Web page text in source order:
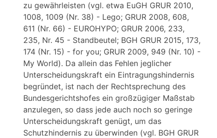
zu gewährleisten (vgl. etwa EuGH GRUR 2010,
1008, 1009 (Nr. 38) - Lego; GRUR 2008, 608,
611 (Nr. 66) - EUROHYPO; GRUR 2006, 233,
235, Nr. 45 - Standbeutel; BGH GRUR 2015, 173,
174 (Nr. 15) - for you; GRUR 2009, 949 (Nr. 10) -
My World). Da allein das Fehlen jeglicher
Unterscheidungskraft ein Eintragungshindernis
begründet, ist nach der Rechtsprechung des
Bundesgerichtshofes ein großzügiger Maßstab
anzulegen, so dass jede auch noch so geringe
Unterscheidungskraft genügt, um das
Schutzhindernis zu überwinden (vgl. BGH GRUR